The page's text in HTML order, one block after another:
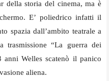
della storia del cinema, ma è
E’ poliedrico infatti il
spazia dall’ambito teatrale a
trasmissione “La guerra dei
Welles scatenò il panico
aliena.